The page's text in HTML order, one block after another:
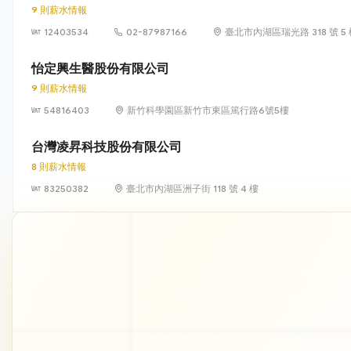
9 則薪水情報
12403534
02-87987166 臺北市內湖區瑞光路 318 號 5
怡定興生醫股份有限公司
9 則薪水情報
54816403
新竹科學園區新竹市東區篤行路6號5樓
台灣凌昇科技股份有限公司
8 則薪水情報
83250382
臺北市內湖區洲子街 118 號 4 樓